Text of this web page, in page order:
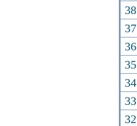
38
37
36
35
34
33
32